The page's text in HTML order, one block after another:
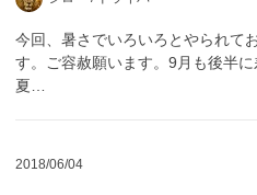
今回、暑さでいろいろとやられて
す。ご容赦願います。9月も後半
夏…
2018/06/04